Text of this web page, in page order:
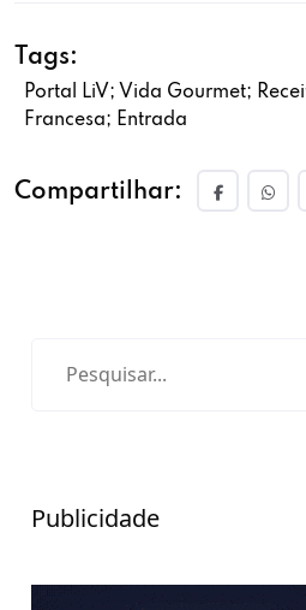
Tags:
Portal LiV; Vida Gourmet;
Francesa; Entrada
Compartilhar:
Publicidade